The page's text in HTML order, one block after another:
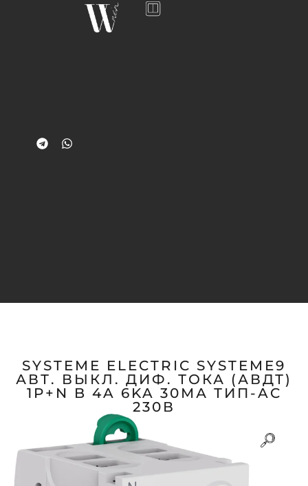
SYSTEME ELECTRIC SYSTEME9
АВТ. ВЫКЛ. ДИФ. ТОКА (АВДТ)
1P+N B 4A 6KA 30МА ТИП-AC
230В